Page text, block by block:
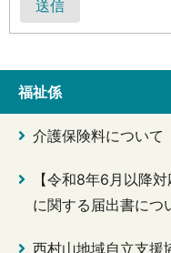
送信
福祉係
介護保険料について
【令和8年6月以降
に関する届出書につ
西村山地域自立支援